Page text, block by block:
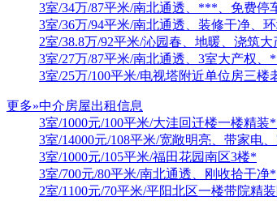
3室/34万/87平米/南北通透、***、免费停
3室/36万/94平米/南北通透、装修干净、
2室/38.8万/92平米/沁园春、地暖、浇筑
3室/27万/87平米/南北通透、3室大产权、
3室/25万/100平米/电视塔附近单位房三楼
更多»中介房屋出租信息
3室/1000元/100平米/大洼回迁楼一楼精
3室/14000元/108平米/宽敞明亮、带家电
3室/1000元/105平米/福田花园南区3楼*
3室/700元/80平米/南北通透、刚收拾干净*
2室/1100元/70平米/平阳北区一楼带院精